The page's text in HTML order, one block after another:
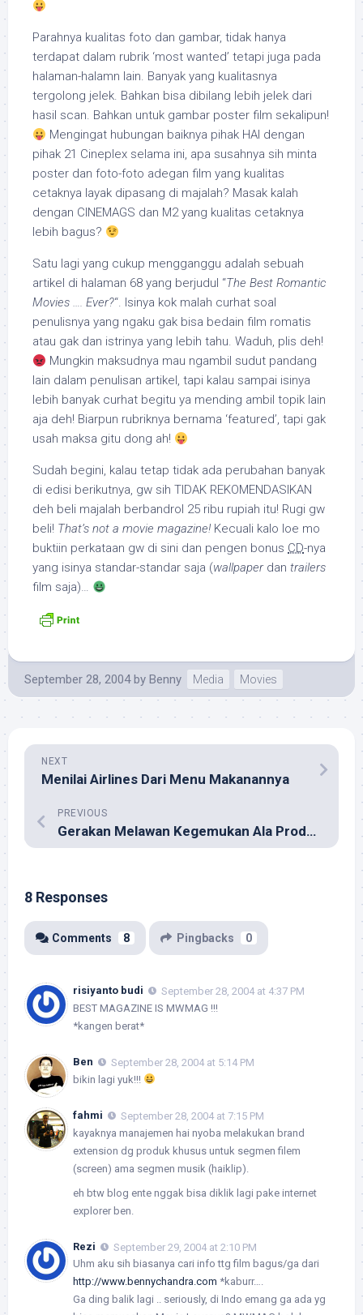
Parahnya kualitas foto dan gambar, tidak hanya
terdapat dalam rubrik ‘most wanted’ tetapi juga pada
halaman-halamn lain. Banyak yang kualitasnya
tergolong jelek. Bahkan bisa dibilang lebih jelek dari
hasil scan. Bahkan untuk gambar poster film sekalipun!
Mengingat hubungan baiknya pihak HAI dengan
pihak 21 Cineplex selama ini, apa susahnya sih minta
poster dan foto-foto adegan film yang kualitas
cetaknya layak dipasang di majalah? Masak kalah
dengan CINEMAGS dan M2 yang kualitas cetaknya
lebih bagus?
Satu lagi yang cukup mengganggu adalah sebuah
artikel di halaman 68 yang berjudul “The Best Romantic
Movies …. Ever?“. Isinya kok malah curhat soal
penulisnya yang ngaku gak bisa bedain film romatis
atau gak dan istrinya yang lebih tahu. Waduh, plis deh!
Mungkin maksudnya mau ngambil sudut pandang
lain dalam penulisan artikel, tapi kalau sampai isinya
lebih banyak curhat begitu ya mending ambil topik lain
aja deh! Biarpun rubriknya bernama ‘featured’, tapi gak
usah maksa gitu dong ah!
Sudah begini, kalau tetap tidak ada perubahan banyak
di edisi berikutnya, gw sih TIDAK REKOMENDASIKAN
deh beli majalah berbandrol 25 ribu rupiah itu! Rugi gw
beli! That’s not a movie magazine! Kecuali kalo loe mo
buktiin perkataan gw di sini dan pengen bonus CD-nya
yang isinya standar-standar saja (wallpaperdan trailers
film saja)…
September 28, 2004 by Benny Media Movies
NEXT
Menilai Airlines Dari Menu Makanannya
PREVIOUS
Gerakan Melawan Kegemukan Ala Produsen Cokelat
8 Responses
Comments 8 Pingbacks 0
risiyanto budi
September 28, 2004 at 4:37 PM
BEST MAGAZINE IS MWMAG !!!
*kangen berat*
Ben
September 28, 2004 at 5:14 PM
bikin lagi yuk!!!
fahmi
September 28, 2004 at 7:15 PM
kayaknya manajemen hai nyoba melakukan brand
extension dg produk khusus untuk segmen filem
(screen) ama segmen musik (haiklip).
eh btw blog ente nggak bisa diklik lagi pake internet
explorer ben.
Rezi
September 29, 2004 at 2:10 PM
Uhm aku sih biasanya cari info ttg film bagus/ga dari
http://www.bennychandra.com *kaburr….
Ga ding balik lagi .. seriously, di Indo emang ga ada yg